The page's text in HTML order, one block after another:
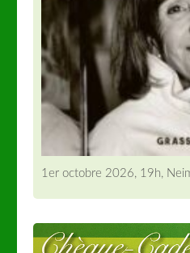
1er octobre 2026, 19h,